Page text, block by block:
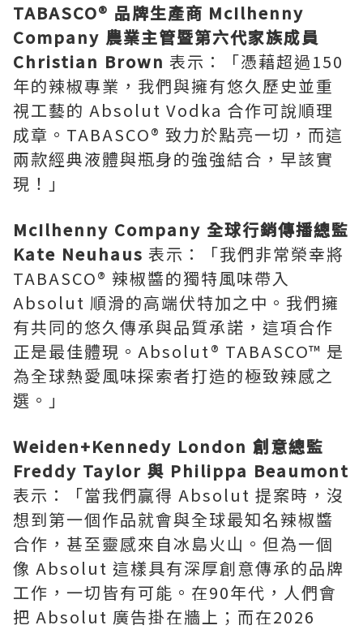
TABASCO® 品牌生產商 McIlhenny
Company 農業主管暨第六代家族成員
Christian Brown 表示：「憑藉超過150
年的辣椒專業，我們與擁有悠久歷史並重
視工藝的 Absolut Vodka 合作可說順理
成章。TABASCO® 致力於點亮一切，而這
兩款經典液體與瓶身的強強結合，早該實
現！」
McIlhenny Company 全球行銷傳播總監
Kate Neuhaus 表示：「我們非常榮幸將
TABASCO® 辣椒醬的獨特風味帶入
Absolut 順滑的高端伏特加之中。我們擁
有共同的悠久傳承與品質承諾，這項合作
正是最佳體現。Absolut® TABASCO™ 是
為全球熱愛風味探索者打造的極致辣感之
選。」
Weiden+Kennedy London 創意總監
Freddy Taylor 與 Philippa Beaumont
表示：「當我們贏得 Absolut 提案時，沒
想到第一個作品就會與全球最知名辣椒醬
合作，甚至靈感來自冰島火山。但為一個
像 Absolut 這樣具有深厚創意傳承的品牌
工作，一切皆有可能。在90年代，人們會
把 Absolut 廣告掛在牆上；而在2026